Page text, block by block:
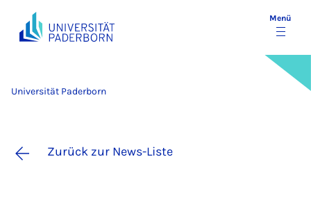
Menü
Universität Paderborn
Zurück zur News-Liste